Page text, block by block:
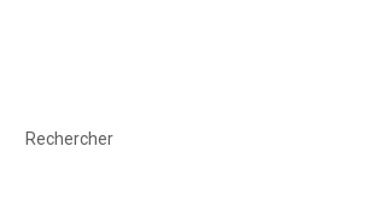
Rechercher